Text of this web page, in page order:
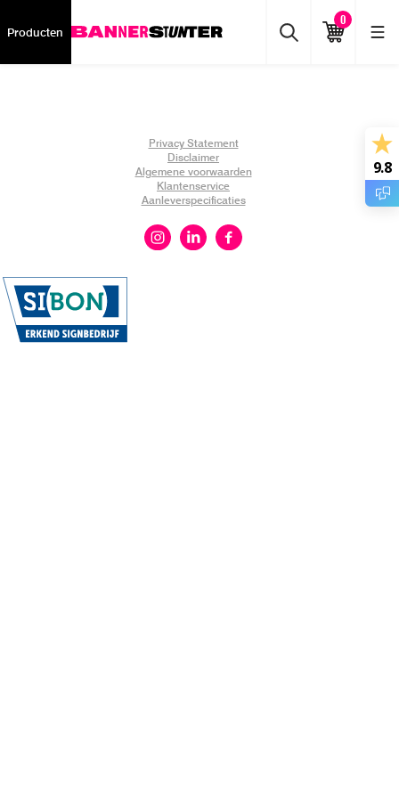
Producten
0
Privacy Statement
Disclaimer
Algemene voorwaarden
Klantenservice
Aanleverspecificaties
9.8